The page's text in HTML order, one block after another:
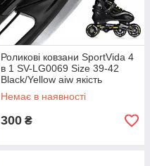
Роликові ковзани SportVida 4
в 1 SV-LG0069 Size 39-42
Black/Yellow aiw якість
Немає в наявності
300 ₴